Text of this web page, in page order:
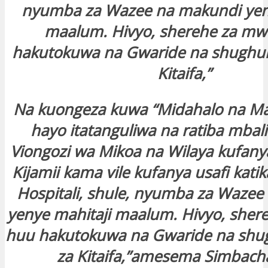
nyumba za Wazee na makundi
maalum. Hivyo, sherehe za
hakutokuwa na Gwaride na
Kitaifa,”
Na kuongeza kuwa “Midahalo na
hayo itatanguliwa na ratiba
Viongozi wa Mikoa na Wilaya
Kijamii kama vile kufanya usafi
Hospitali, shule, nyumba za
yenye mahitaji maalum. Hivyo,
huu hakutokuwa na Gwaride na
za Kitaifa,”amesema